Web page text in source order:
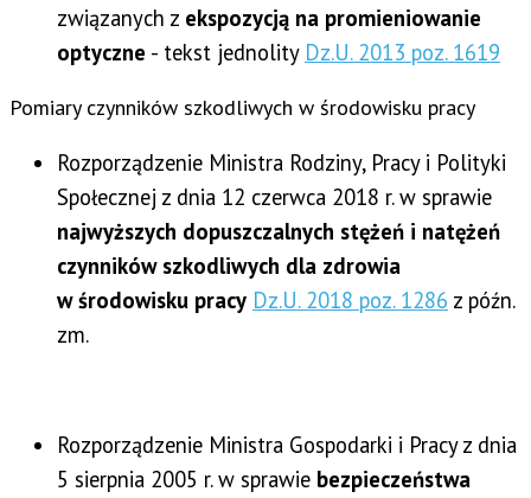
związanych z ekspozycją na promieniowanie
optyczne - tekst jednolity Dz.U. 2013 poz. 1619
Pomiary czynników szkodliwych w środowisku pracy
Rozporządzenie Ministra Rodziny, Pracy i Polityki
Społecznej z dnia 12 czerwca 2018 r. w sprawie
najwyższych dopuszczalnych stężeń i natężeń
czynników szkodliwych dla zdrowia
w środowisku pracy Dz.U. 2018 poz. 1286 z późn.
zm.
Rozporządzenie Ministra Gospodarki i Pracy z dnia
5 sierpnia 2005 r. w sprawie bezpieczeństwa